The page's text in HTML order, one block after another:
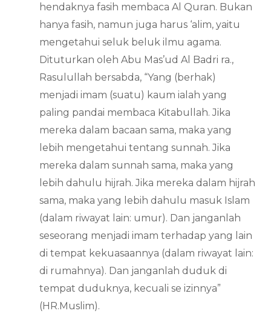
hendaknya fasih membaca Al Quran. Bukan
hanya fasih, namun juga harus ‘alim, yaitu
mengetahui seluk beluk ilmu agama.
Dituturkan oleh Abu Mas’ud Al Badri ra.,
Rasulullah bersabda, “Yang (berhak)
menjadi imam (suatu) kaum ialah yang
paling pandai membaca Kitabullah. Jika
mereka dalam bacaan sama, maka yang
lebih mengetahui tentang sunnah. Jika
mereka dalam sunnah sama, maka yang
lebih dahulu hijrah. Jika mereka dalam hijrah
sama, maka yang lebih dahulu masuk Islam
(dalam riwayat lain: umur). Dan janganlah
seseorang menjadi imam terhadap yang lain
di tempat kekuasaannya (dalam riwayat lain:
di rumahnya). Dan janganlah duduk di
tempat duduknya, kecuali se izinnya”
(HR.Muslim).